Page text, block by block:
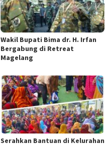
Wakil Bupati Bima dr. H. Irfan
Bergabung di Retreat
Magelang
Serahkan Bantuan di Kelurahan